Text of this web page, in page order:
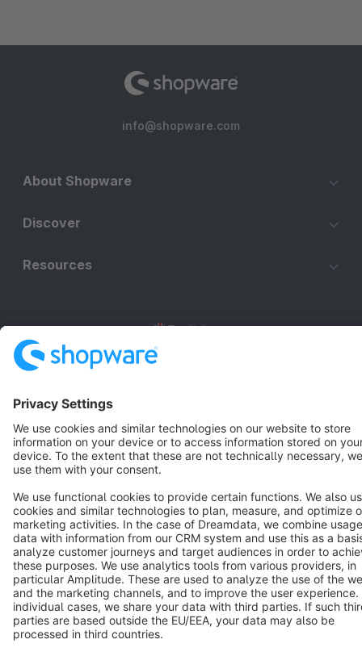
info@shopware.com
About Shopware
Discover
Resources
English
Terms & Conditions Privacy Legal notice
Cookie settings
Copyright © shopware AG - All rights reserved
Notice: * All prices are quoted net of the statutory value-added tax